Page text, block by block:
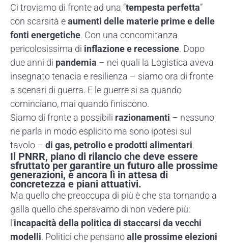
Ci troviamo di fronte ad una “tempesta perfetta”
con scarsità eaumenti delle materie prime e delle
fonti energetiche. Con una concomitanza
pericolosissima di inflazione e recessione. Dopo
due anni di pandemia – nei quali la Logistica aveva
insegnato tenacia e resilienza – siamo ora di fronte
a scenari di guerra. E le guerre si sa quando
cominciano, mai quando finiscono.
Siamo di fronte a possibili razionamenti – nessuno
ne parla in modo esplicito ma sono ipotesi sul
tavolo – di gas, petrolio e prodotti alimentari.
Il PNRR, piano di rilancio che deve essere
sfruttato per garantire un futuro alle prossime
generazioni, è ancora lì in attesa di
concretezza e piani attuativi.
Ma quello che preoccupa di più è che sta tornando a
galla quello che speravamo di non vedere più:
l’incapacità della politica di staccarsi da vecchi
modelli. Politici che pensanoalle prossime elezioni